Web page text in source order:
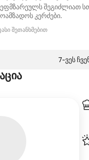
შეგიძლიათ
კერძები.
შეთანხმებით
7‑ვეს